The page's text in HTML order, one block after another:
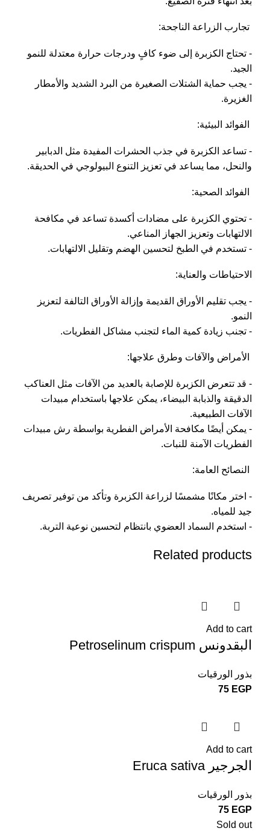
تجارب الزراعة الناجحة:
- تحتاج الكزبرة إلى ضوء كافٍ ودرجات حرارة معتدلة للنمو
الجيد.
- يجب حماية الشتلات الصغيرة من البرد الشديد والأمطار
الغزيرة.
الفوائد البيئية:
- تساعد الكزبرة في جذب الحشرات المفيدة مثل الدبابير
والنحل، مما يساعد في تعزيز التنوع البيولوجي في الحديقة.
الفوائد الصحية:
- تحتوي الكزبرة على مضادات أكسدة تساعد في مكافحة
الالتهابات وتعزيز الجهاز المناعي.
- تستخدم في الطبخ لتحسين الهضم وتقليل الالتهابات.
الاحتياطات والعناية:
- يجب تقليم الأوراق القديمة وإزالة الأوراق التالفة لتعزيز
النمو.
- تجنب زيادة كمية الماء لتجنب مشاكل الفطريات.
الأمراض والآفات وطرق علاجها:
- قد تتعرض الكزبرة للإصابة بالعديد من الآفات مثل العناكب
الدقيقة والذبابة البيضاء، يمكن علاجها باستخدام مبيدات
الآفات الطبيعية.
- يمكن أيضًا مكافحة الأمراض الفطرية بواسطة رش مبيدات
الفطريات الآمنة للنبات.
النصائح العامة:
- اختر مكانًا مشمسًا لزراعة الكزبرة وتأكد من توفير تصريف
جيد للمياه.
- استخدم السماد العضوي بانتظام لتحسين نوعية التربة.
Related products
Add to cart
البقدونس Petroselinum crispum
بذور الورقيات
75 EGP
Add to cart
الجرجير Eruca sativa
بذور الورقيات
75 EGP
Sold out